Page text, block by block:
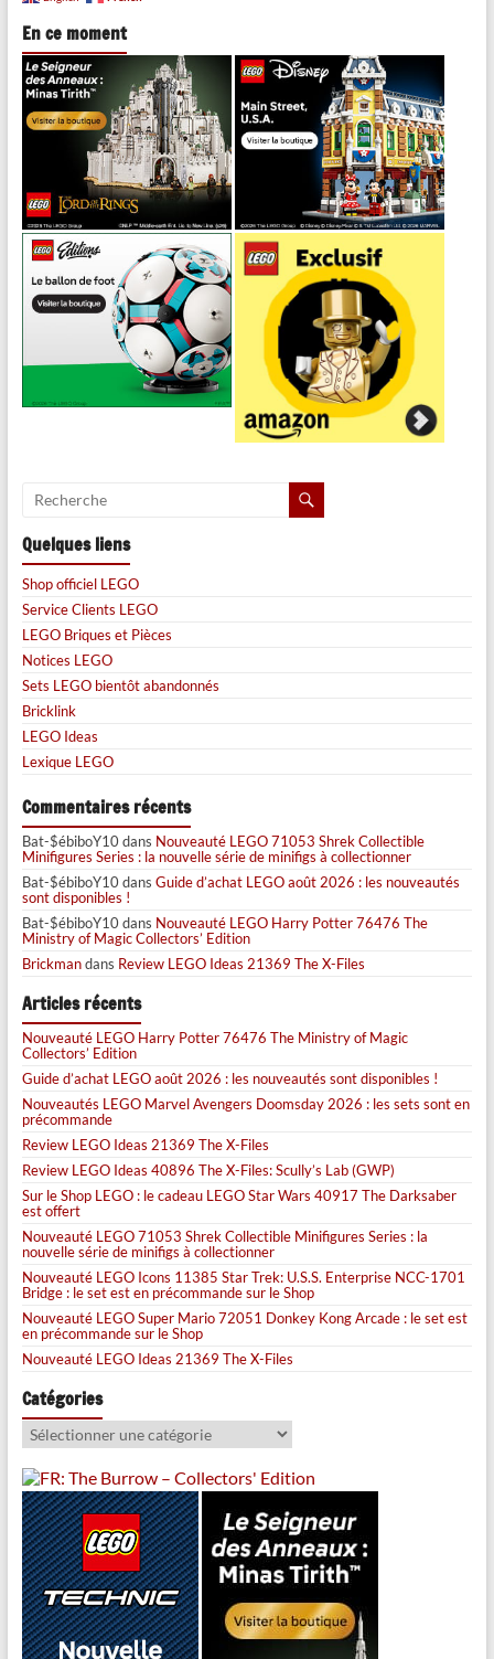
En ce moment
Quelques liens
Shop officiel LEGO
Service Clients LEGO
LEGO Briques et Pièces
Notices LEGO
Sets LEGO bientôt abandonnés
Bricklink
LEGO Ideas
Lexique LEGO
Commentaires récents
Bat-$ébiboY10dans Nouveauté LEGO 71053 Shrek Collectible
Minifigures Series : la nouvelle série de minifigs à collectionner
Bat-$ébiboY10dans Guide d’achat LEGO août 2026 : les nouveautés
sont disponibles !
Bat-$ébiboY10dans Nouveauté LEGO Harry Potter 76476 The
Ministry of Magic Collectors’ Edition
Brickmandans Review LEGO Ideas 21369 The X-Files
Articles récents
Nouveauté LEGO Harry Potter 76476 The Ministry of Magic
Collectors’ Edition
Guide d’achat LEGO août 2026 : les nouveautés sont disponibles !
Nouveautés LEGO Marvel Avengers Doomsday 2026 : les sets sont en
précommande
Review LEGO Ideas 21369 The X-Files
Review LEGO Ideas 40896 The X-Files: Scully’s Lab (GWP)
Sur le Shop LEGO : le cadeau LEGO Star Wars 40917 The Darksaber
est offert
Nouveauté LEGO 71053 Shrek Collectible Minifigures Series : la
nouvelle série de minifigs à collectionner
Nouveauté LEGO Icons 11385 Star Trek: U.S.S. Enterprise NCC-1701
Bridge : le set est en précommande sur le Shop
Nouveauté LEGO Super Mario 72051 Donkey Kong Arcade : le set est
en précommande sur le Shop
Nouveauté LEGO Ideas 21369 The X-Files
Catégories
Catégories